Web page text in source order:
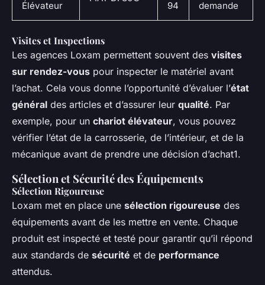
Élévateur
94
demande
Visites et Inspections
Les agences Loxam permettent souvent des visites
sur rendez-vous pour inspecter le matériel avant
l’achat. Cela vous donne l’opportunité d’évaluer l’état
général des articles et d’assurer leur qualité. Par
exemple, pour un chariot élévateur, vous pouvez
vérifier l’état de la carrosserie, de l’intérieur, et de la
mécanique avant de prendre une décision d’achat1.
Sélection et Sécurité des Équipements
Sélection Rigoureuse
Loxam met en place une sélection rigoureuse des
équipements avant de les mettre en vente. Chaque
produit est inspecté et testé pour garantir qu’il répond
aux standards de sécurité et de performance
attendus.